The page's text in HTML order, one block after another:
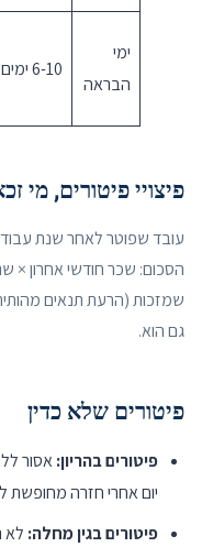
ימי
הבראה
6-10 ימים בשנה לפי ותק
פיצויי פיטורים, מי
עובד שפוטר לאחר שנת
הסכום: שכר חודשי אחרון ×
שמזכות (הרעת תנאים
גם הוא.
פיטורים שלא כדין
פיטורים בהריון:
יום אחרי חזרה מחופשת
פיטורים בגין מחלה: לא